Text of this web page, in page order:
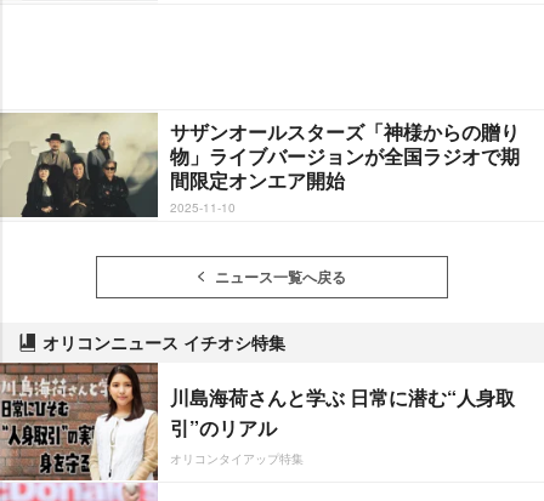
サザンオールスターズ「神様からの贈り
物」ライブバージョンが全国ラジオで期
間限定オンエア開始
2025-11-10
ニュース一覧へ戻る
オリコンニュース イチオシ特集
川島海荷さんと学ぶ 日常に潜む“人身取
引”のリアル
オリコンタイアップ特集